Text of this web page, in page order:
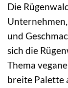
Die
und
sich die
Thema
breite Palette